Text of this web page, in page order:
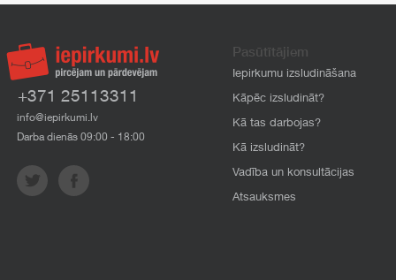
+371 25113311
info@iepirkumi.lv
Darba dienās 09:00 - 18:00
Pasūtītājiem
Iepirkumu izsludināšana
Kāpēc izsludināt?
Kā tas darbojas?
Kā izsludināt?
Vadība un konsultācijas
Atsauksmes